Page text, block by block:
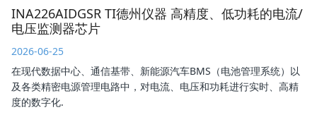
INA226AIDGSR TI德州仪器 高精度、低功耗的电流/
电压监测器芯片
2026-06-25
在现代数据中心、通信基带、新能源汽车BMS（电池管理系统）以
及各类精密电源管理电路中，对电流、电压和功耗进行实时、高精
度的数字化.